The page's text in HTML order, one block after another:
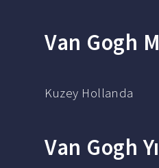
Van Gogh
Kuzey Hollanda
Van Gogh